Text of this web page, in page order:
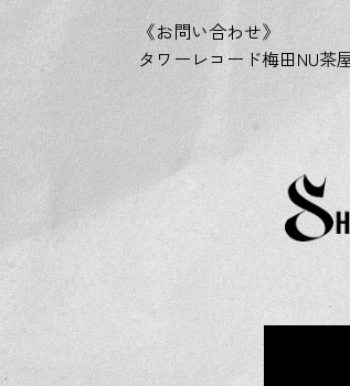
《お問い合わせ》
タワーレコード梅田NU茶